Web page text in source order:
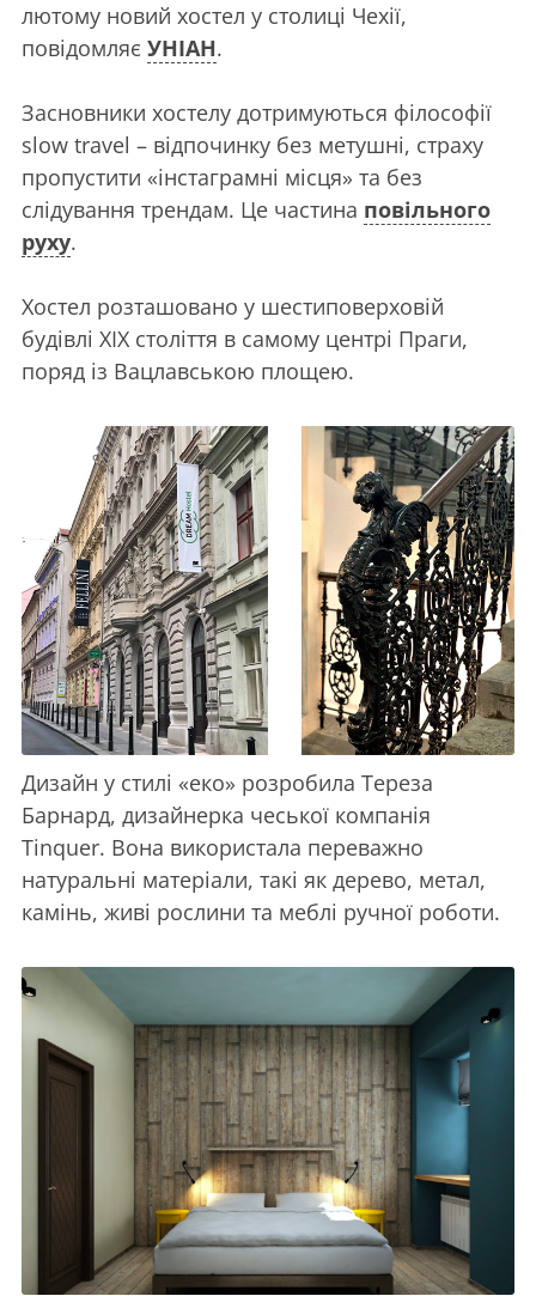
лютому новий хостел у столиці Чехії,
повідомляє УНІАН.
Засновники хостелу дотримуються філософії
slow travel – відпочинку без метушні, страху
пропустити «інстаграмні місця» та без
слідування трендам. Це частина повільного
руху.
Хостел розташовано у шестиповерховій
будівлі ХІХ століття в самому центрі Праги,
поряд із Вацлавською площею.
Дизайн у стилі «еко» розробила Тереза
Барнард, дизайнерка чеської компанія
Tinquer. Вона використала переважно
натуральні матеріали, такі як дерево, метал,
камінь, живі рослини та меблі ручної роботи.